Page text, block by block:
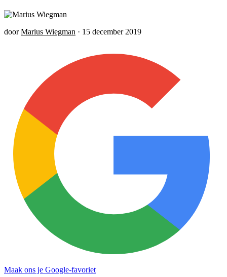
door Marius Wiegman · 15 december 2019
Maak ons je Google-favoriet